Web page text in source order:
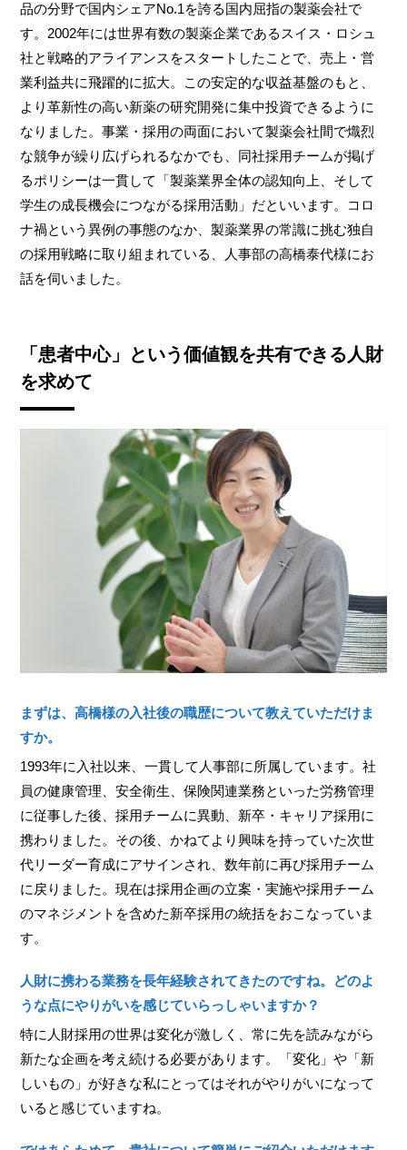
品の分野で国内シェアNo.1を誇る国内屈指の製薬会社で
す。2002年には世界有数の製薬企業であるスイス・ロシュ
社と戦略的アライアンスをスタートしたことで、売上・営
業利益共に飛躍的に拡大。この安定的な収益基盤のもと、
より革新性の高い新薬の研究開発に集中投資できるように
なりました。事業・採用の両面において製薬会社間で熾烈
な競争が繰り広げられるなかでも、同社採用チームが掲げ
るポリシーは一貫して「製薬業界全体の認知向上、そして
学生の成長機会につながる採用活動」だといいます。コロ
ナ禍という異例の事態のなか、製薬業界の常識に挑む独自
の採用戦略に取り組まれている、人事部の高橋泰代様にお
話を伺いました。
「患者中心」という価値観を共有できる人財
を求めて
まずは、高橋様の入社後の職歴について教えていただけま
すか。
1993年に入社以来、一貫して人事部に所属しています。社
員の健康管理、安全衛生、保険関連業務といった労務管理
に従事した後、採用チームに異動、新卒・キャリア採用に
携わりました。その後、かねてより興味を持っていた次世
代リーダー育成にアサインされ、数年前に再び採用チーム
に戻りました。現在は採用企画の立案・実施や採用チーム
のマネジメントを含めた新卒採用の統括をおこなっていま
す。
人財に携わる業務を長年経験されてきたのですね。どのよ
うな点にやりがいを感じていらっしゃいますか？
特に人財採用の世界は変化が激しく、常に先を読みながら
新たな企画を考え続ける必要があります。「変化」や「新
しいもの」が好きな私にとってはそれがやりがいになって
いると感じていますね。